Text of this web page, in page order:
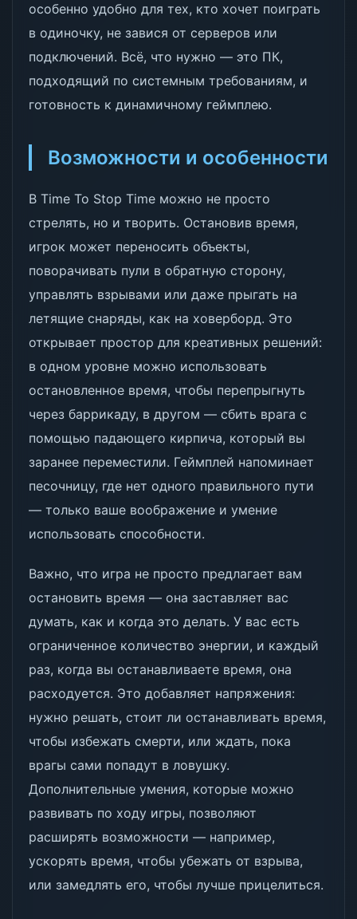
особенно удобно для тех, кто хочет поиграть
в одиночку, не завися от серверов или
подключений. Всё, что нужно — это ПК,
подходящий по системным требованиям, и
готовность к динамичному геймплею.
Возможности и особенности
В Time To Stop Time можно не просто
стрелять, но и творить. Остановив время,
игрок может переносить объекты,
поворачивать пули в обратную сторону,
управлять взрывами или даже прыгать на
летящие снаряды, как на ховерборд. Это
открывает простор для креативных решений:
в одном уровне можно использовать
остановленное время, чтобы перепрыгнуть
через баррикаду, в другом — сбить врага с
помощью падающего кирпича, который вы
заранее переместили. Геймплей напоминает
песочницу, где нет одного правильного пути
— только ваше воображение и умение
использовать способности.
Важно, что игра не просто предлагает вам
остановить время — она заставляет вас
думать, как и когда это делать. У вас есть
ограниченное количество энергии, и каждый
раз, когда вы останавливаете время, она
расходуется. Это добавляет напряжения:
нужно решать, стоит ли останавливать время,
чтобы избежать смерти, или ждать, пока
врагы сами попадут в ловушку.
Дополнительные умения, которые можно
развивать по ходу игры, позволяют
расширять возможности — например,
ускорять время, чтобы убежать от взрыва,
или замедлять его, чтобы лучше прицелиться.